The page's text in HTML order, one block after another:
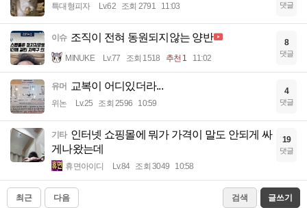
특대형피자 Lv.62 조회 2791 11:03 댓글
이슈 조직이 전혀 동원되지않는 양반
MINUKE Lv.77 조회 1518 추천 1 11:02
8
댓글
유머 교복이 어디있더라...
위논 Lv.25 조회 2596 10:59
4
댓글
기타 인터넷 쇼핑몰에 뭐가 가격이 말도 안되게 싸
게나왔는데
휴면아이디 Lv.84 조회 3049 10:58
19
댓글
최근 다음 검색 글쓰기